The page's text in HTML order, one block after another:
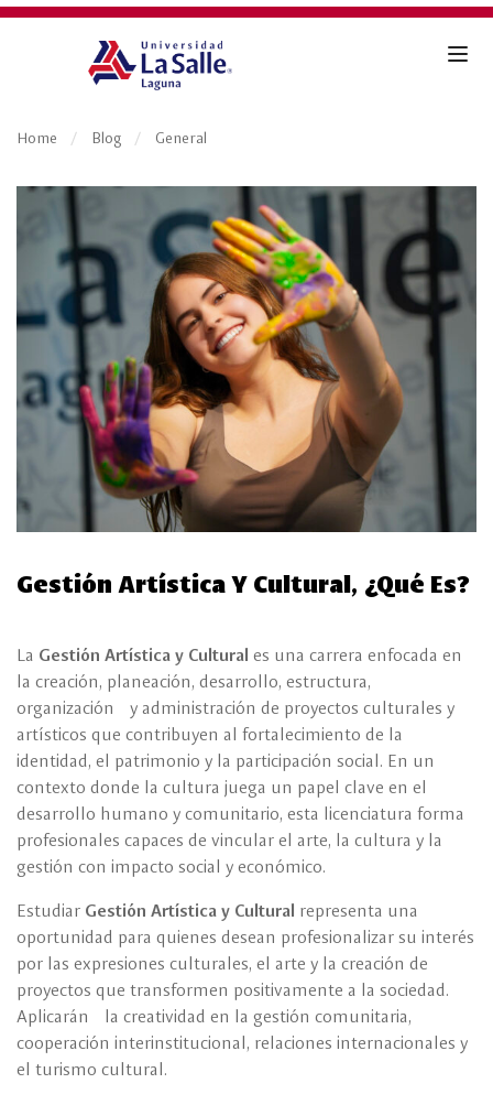
Home Blog General
Gestión Artística Y Cultural, ¿qué Es?
La Gestión Artística y Cultural es una carrera enfocada en
la creación, planeación, desarrollo, estructura,
organización y administración de proyectos culturales y
artísticos que contribuyen al fortalecimiento de la
identidad, el patrimonio y la participación social. En un
contexto donde la cultura juega un papel clave en el
desarrollo humano y comunitario, esta licenciatura forma
profesionales capaces de vincular el arte, la cultura y la
gestión con impacto social y económico.
Estudiar Gestión Artística y Cultural representa una
oportunidad para quienes desean profesionalizar su interés
por las expresiones culturales, el arte y la creación de
proyectos que transformen positivamente a la sociedad.
Aplicarán la creatividad en la gestión comunitaria,
cooperación interinstitucional, relaciones internacionales y
el turismo cultural.